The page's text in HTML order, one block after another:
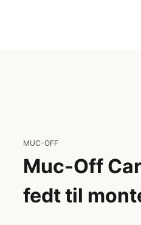
MUC-OFF
Muc-Off
fedt til